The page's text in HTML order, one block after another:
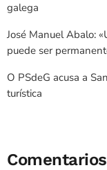
galega
José Manuel Abalo:
puede ser
O PSdeG acusa a
turística